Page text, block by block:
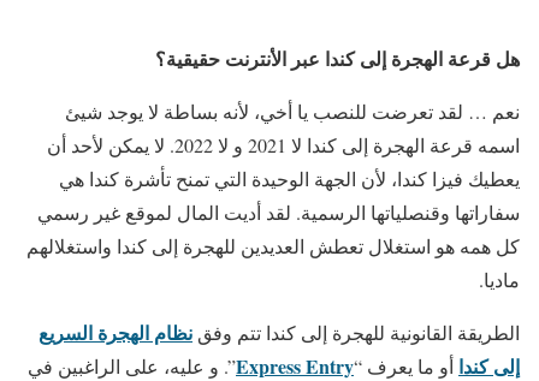
هل قرعة الهجرة إلى كندا عبر الأنترنت حقيقية؟
نعم … لقد تعرضت للنصب يا أخي، لأنه بساطة لا يوجد شيئ
اسمه قرعة الهجرة إلى كندا لا 2021 و لا 2022. لا يمكن لأحد أن
يعطيك فيزا كندا، لأن الجهة الوحيدة التي تمنح تأشرة كندا هي
سفاراتها وقنصلياتها الرسمية. لقد أديت المال لموقع غير رسمي
كل همه هو استغلال تعطش العديدين للهجرة إلى كندا واستغلالهم
ماديا.
الطريقة القانونية للهجرة إلى كندا تتم وفق نظام الهجرة السريع
إلى كندا أو ما يعرف “Express Entry”. و عليه، على الراغبين في